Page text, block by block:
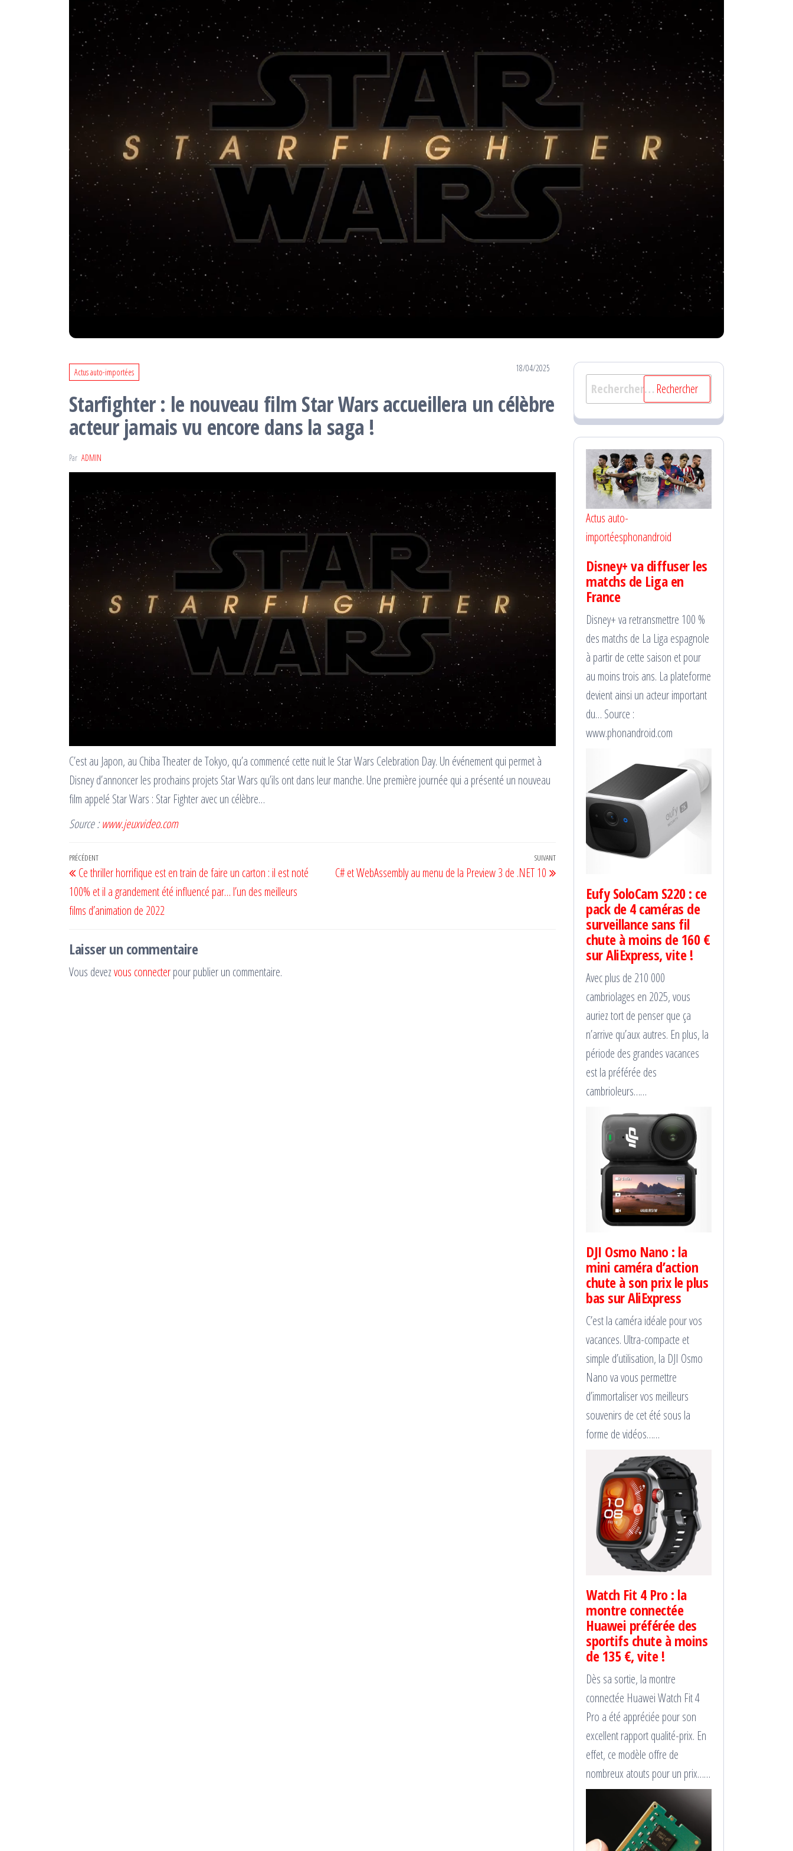
Actus auto-importées 18/04/2025
Starfighter : le nouveau film Star Wars accueillera un célèbre
acteur jamais vu encore dans la saga !
Par ADMIN
C’est au Japon, au Chiba Theater de Tokyo, qu’a commencé cette nuit le Star Wars Celebration Day. Un événement qui permet à
Disney d’annoncer les prochains projets Star Wars qu’ils ont dans leur manche. Une première journée qui a présenté un nouveau
film appelé Star Wars : Star Fighter avec un célèbre…
Source :www.jeuxvideo.com
Navigation
de
l’article
Article
précédent
PRÉCÉDENT
Ce thriller horrifique est en train de faire un carton : il est noté
100% et il a grandement été influencé par… l’un des meilleurs
films d’animation de 2022
Article
suivant
SUIVANT
C# et WebAssembly au menu de la Preview 3 de .NET 10
Laisser un commentaire
Vous devezvous connecterpour publier un commentaire.
Rechercher :
Actus auto-
importéesphonandroid
Disney+ va diffuser les
matchs de Liga en
France
Disney+ va retransmettre 100 %
des matchs de La Liga espagnole
à partir de cette saison et pour
au moins trois ans. La plateforme
devient ainsi un acteur important
du… Source :
www.phonandroid.com
Eufy SoloCam S220 : ce
pack de 4 caméras de
surveillance sans fil
chute à moins de 160 €
sur AliExpress, vite !
Avec plus de 210 000
cambriolages en 2025, vous
auriez tort de penser que ça
n’arrive qu’aux autres. En plus, la
période des grandes vacances
est la préférée des
cambrioleurs……
DJI Osmo Nano : la
mini caméra d’action
chute à son prix le plus
bas sur AliExpress
C’est la caméra idéale pour vos
vacances. Ultra-compacte et
simple d’utilisation, la DJI Osmo
Nano va vous permettre
d’immortaliser vos meilleurs
souvenirs de cet été sous la
forme de vidéos……
Watch Fit 4 Pro : la
montre connectée
Huawei préférée des
sportifs chute à moins
de 135 €, vite !
Dès sa sortie, la montre
connectée Huawei Watch Fit 4
Pro a été appréciée pour son
excellent rapport qualité-prix. En
effet, ce modèle offre de
nombreux atouts pour un prix……